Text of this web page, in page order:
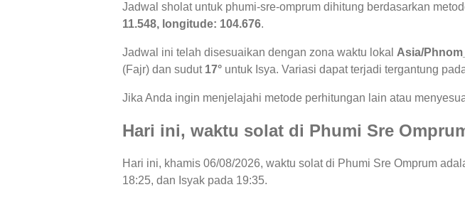
Jadwal sholat untuk phumi-sre-omprum dihitung berdasarkan
11.548, longitude: 104.676.
Jadwal ini telah disesuaikan dengan zona waktu lokal Asia/
(Fajr) dan sudut 17° untuk Isya. Variasi dapat terjadi tergantung
Jika Anda ingin menjelajahi metode perhitungan lain atau
Hari ini, waktu solat di Phumi Sre
Hari ini, khamis 06/08/2026, waktu solat di Phumi Sre Omprum
18:25, dan Isyak pada 19:35.